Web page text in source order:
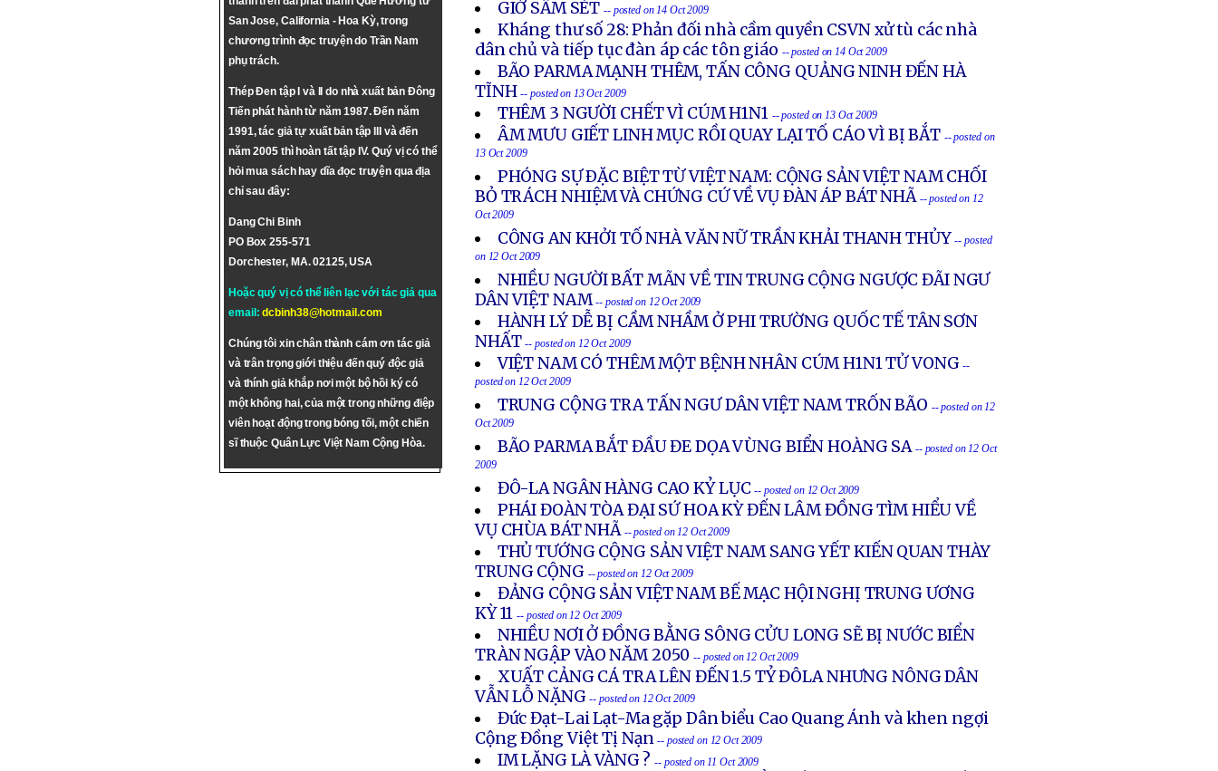
San Jose, California - Hoa Kỳ, trong
chương trình đọc truyện do Trần Nam
phụ trách.
Thép Đen tập I và II do nhà xuất bản Đông
Tiến phát hành từ năm 1987. Đến năm
1991, tác giả tự xuất bản tập III và đến
năm 2005 thì hoàn tất tập IV. Quý vị có thể
hỏi mua sách hay dĩa đọc truyện qua địa
chỉ sau đây:
Dang Chi Binh
PO Box 255-571
Dorchester, MA. 02125, USA
Hoặc quý vị có thể liên lạc với tác giả qua
email:dcbinh38@hotmail.com
Chúng tôi xin chân thành cám ơn tác giả
và trân trọng giới thiệu đến quý độc giả
và thính giả khắp nơi một bộ hồi ký có
một không hai, của một trong những điệp
viên hoạt động trong bóng tối, một chiến
sĩ thuộc Quân Lực Việt Nam Cộng Hòa.
GIỜ SẤM SÉT -- posted on 14 Oct 2009
Kháng thư số 28: Phản đối nhà cầm quyền CSVN xử tù các nhà
dân chủ và tiếp tục đàn áp các tôn giáo -- posted on 14 Oct 2009
BÃO PARMA MẠNH THÊM, TẤN CÔNG QUẢNG NINH ĐẾN HÀ
TĨNH -- posted on 13 Oct 2009
THÊM 3 NGƯỜI CHẾT VÌ CÚM H1N1 -- posted on 13 Oct 2009
ÂM MƯU GIẾT LINH MỤC RỒI QUAY LẠI TỐ CÁO VÌ BỊ BẮT -- posted on
13 Oct 2009
PHÓNG SỰ ÐẶC BIỆT TỪ VIỆT NAM: CỘNG SẢN VIỆT NAM CHỐI
BỎ TRÁCH NHIỆM VÀ CHỨNG CỨ VỀ VỤ ÐÀN ÁP BÁT NHÃ -- posted on 12
Oct 2009
CÔNG AN KHỞI TỐ NHÀ VĂN NỮ TRẦN KHẢI THANH THỦY -- posted
on 12 Oct 2009
NHIỀU NGƯỜI BẤT MÃN VỀ TIN TRUNG CỘNG NGƯỢC ĐÃI NGƯ
DÂN VIỆT NAM -- posted on 12 Oct 2009
HÀNH LÝ DỄ BỊ CẦM NHẦM Ở PHI TRƯỜNG QUỐC TẾ TÂN SƠN
NHẤT -- posted on 12 Oct 2009
VIỆT NAM CÓ THÊM MỘT BỆNH NHÂN CÚM H1N1 TỬ VONG --
posted on 12 Oct 2009
TRUNG CỘNG TRA TẤN NGƯ DÂN VIỆT NAM TRỐN BÃO -- posted on 12
Oct 2009
BÃO PARMA BẮT ĐẦU ĐE DỌA VÙNG BIỂN HOÀNG SA -- posted on 12 Oct
2009
ĐÔ-LA NGÂN HÀNG CAO KỶ LỤC -- posted on 12 Oct 2009
PHÁI ĐOÀN TÒA ĐẠI SỨ HOA KỲ ĐẾN LÂM ĐỒNG TÌM HIỂU VỀ
VỤ CHÙA BÁT NHÃ -- posted on 12 Oct 2009
THỦ TƯỚNG CỘNG SẢN VIỆT NAM SANG YẾT KIẾN QUAN THÀY
TRUNG CỘNG -- posted on 12 Oct 2009
ĐẢNG CỘNG SẢN VIỆT NAM BẾ MẠC HỘI NGHỊ TRUNG ƯƠNG
KỲ 11 -- posted on 12 Oct 2009
NHIỀU NƠI Ở ĐỒNG BẰNG SÔNG CỬU LONG SẼ BỊ NƯỚC BIỂN
TRÀN NGẬP VÀO NĂM 2050 -- posted on 12 Oct 2009
XUẤT CẢNG CÁ TRA LÊN ĐẾN 1.5 TỶ ĐÔLA NHƯNG NÔNG DÂN
VẪN LỖ NẶNG -- posted on 12 Oct 2009
Đức Đạt-Lai Lạt-Ma gặp Dân biểu Cao Quang Ánh và khen ngợi
Cộng Đồng Việt Tị Nạn-- posted on 12 Oct 2009
IM LẶNG LÀ VÀNG ? -- posted on 11 Oct 2009